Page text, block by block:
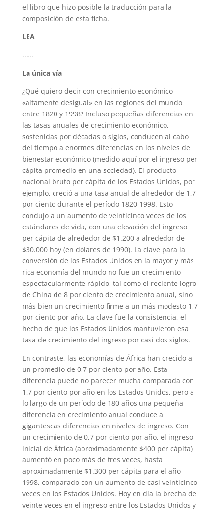
el libro que hizo posible la traducción para la
composición de esta ficha.
LEA
……
La única vía
¿Qué quiero decir con crecimiento económico
«altamente desigual» en las regiones del mundo
entre 1820 y 1998? Incluso pequeñas diferencias en
las tasas anuales de crecimiento económico,
sostenidas por décadas o siglos, conducen al cabo
del tiempo a enormes diferencias en los niveles de
bienestar económico (medido aquí por el ingreso per
cápita promedio en una sociedad). El producto
nacional bruto per cápita de los Estados Unidos, por
ejemplo, creció a una tasa anual de alrededor de 1,7
por ciento durante el período 1820-1998. Esto
condujo a un aumento de veinticinco veces de los
estándares de vida, con una elevación del ingreso
per cápita de alrededor de $1.200 a alrededor de
$30.000 hoy (en dólares de 1990). La clave para la
conversión de los Estados Unidos en la mayor y más
rica economía del mundo no fue un crecimiento
espectacularmente rápido, tal como el reciente logro
de China de 8 por ciento de crecimiento anual, sino
más bien un crecimiento firme a un más modesto 1,7
por ciento por año. La clave fue la consistencia, el
hecho de que los Estados Unidos mantuvieron esa
tasa de crecimiento del ingreso por casi dos siglos.
En contraste, las economías de África han crecido a
un promedio de 0,7 por ciento por año. Esta
diferencia puede no parecer mucha comparada con
1,7 por ciento por año en los Estados Unidos, pero a
lo largo de un período de 180 años una pequeña
diferencia en crecimiento anual conduce a
gigantescas diferencias en niveles de ingreso. Con
un crecimiento de 0,7 por ciento por año, el ingreso
inicial de África (aproximadamente $400 per cápita)
aumentó en poco más de tres veces, hasta
aproximadamente $1.300 per cápita para el año
1998, comparado con un aumento de casi veinticinco
veces en los Estados Unidos. Hoy en día la brecha de
veinte veces en el ingreso entre los Estados Unidos y